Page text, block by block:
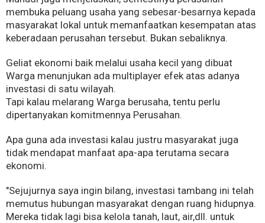
membuka peluang usaha yang sebesar-besarnya kepada
masyarakat lokal untuk memanfaatkan kesempatan atas
keberadaan perusahan tersebut. Bukan sebaliknya.
Geliat ekonomi baik melalui usaha kecil yang dibuat
Warga menunjukan ada multiplayer efek atas adanya
investasi di satu wilayah.
Tapi kalau melarang Warga berusaha, tentu perlu
dipertanyakan komitmennya Perusahan.
Apa guna ada investasi kalau justru masyarakat juga
tidak mendapat manfaat apa-apa terutama secara
ekonomi.
"Sejujurnya saya ingin bilang, investasi tambang ini telah
memutus hubungan masyarakat dengan ruang hidupnya.
Mereka tidak lagi bisa kelola tanah, laut, air,dll. untuk